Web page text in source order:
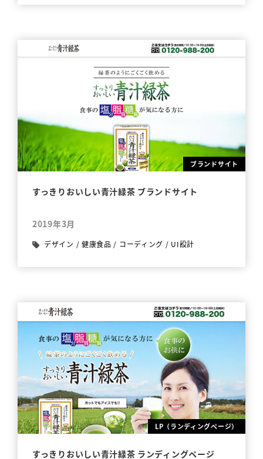
ブランドサイト
すっきりおいしい青汁緑茶 ブランドサイト
2019年3月
デザイン / 健康食品 / コーディング / UI設計
LP（ランディングページ）
すっきりおいしい青汁緑茶 ランディングページ